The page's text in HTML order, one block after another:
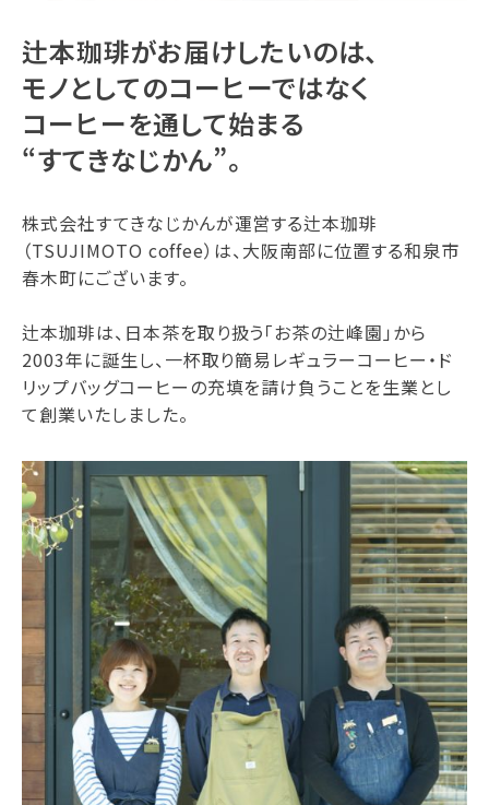
辻本珈琲がお届けしたいのは、
モノとしてのコーヒーではなく
コーヒーを通して始まる
“すてきなじかん”。
株式会社すてきなじかんが運営する辻本珈琲
（TSUJIMOTO coffee）は、大阪南部に位置する和泉市
春木町にございます。
辻本珈琲は、日本茶を取り扱う「お茶の辻峰園」から
2003年に誕生し、一杯取り簡易レギュラーコーヒー・ド
リップバッグコーヒーの充填を請け負うことを生業とし
て創業いたしました。